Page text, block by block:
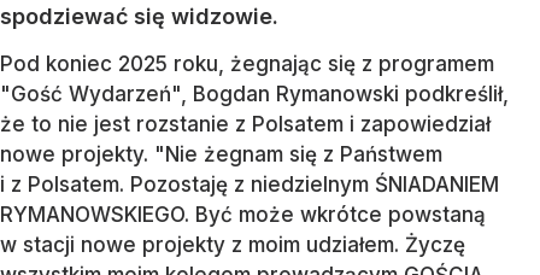
spodziewać się widzowie.
Pod koniec 2025 roku, żegnając się z programem
"Gość Wydarzeń", Bogdan Rymanowski podkreślił,
że to nie jest rozstanie z Polsatem i zapowiedział
nowe projekty. "Nie żegnam się z Państwem
i z Polsatem. Pozostaję z niedzielnym ŚNIADANIEM
RYMANOWSKIEGO. Być może wkrótce powstaną
w stacji nowe projekty z moim udziałem. Życzę